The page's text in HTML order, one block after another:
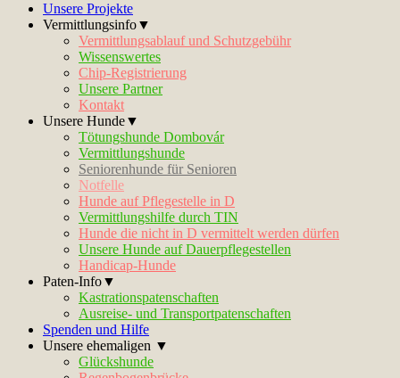
Unsere Projekte
Vermittlungsinfo▼
Vermittlungsablauf und Schutzgebühr
Wissenswertes
Chip-Registrierung
Unsere Partner
Kontakt
Unsere Hunde▼
Tötungshunde Dombovár
Vermittlungshunde
Seniorenhunde für Senioren
Notfelle
Hunde auf Pflegestelle in D
Vermittlungshilfe durch TIN
Hunde die nicht in D vermittelt werden dürfen
Unsere Hunde auf Dauerpflegestellen
Handicap-Hunde
Paten-Info▼
Kastrationspatenschaften
Ausreise- und Transportpatenschaften
Spenden und Hilfe
Unsere ehemaligen ▼
Glückshunde